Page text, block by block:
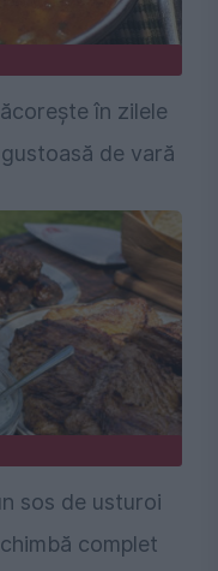
în zilele
de vară
sos de usturoi
complet